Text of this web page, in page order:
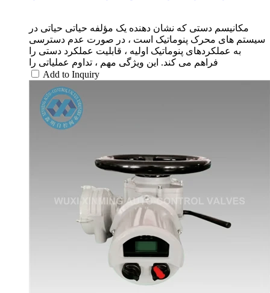
مکانیسم دستی که نشان دهنده یک مؤلفه حیاتی حیاتی در
سیستم های محرک پنوماتیک است ، در صورت عدم دسترسی
به عملکردهای پنوماتیک اولیه ، قابلیت عملکرد دستی را
فراهم می کند. این ویژگی مهم ، تداوم عملیاتی را
Add to Inquiry